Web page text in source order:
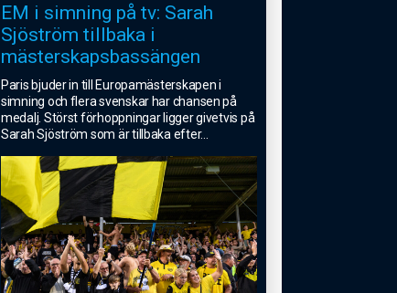
EM i simning på tv: Sarah
Sjöström tillbaka i
mästerskapsbassängen
Paris bjuder in till Europamästerskapen i
simning och flera svenskar har chansen på
medalj. Störst förhoppningar ligger givetvis på
Sarah Sjöström som är tillbaka efter...